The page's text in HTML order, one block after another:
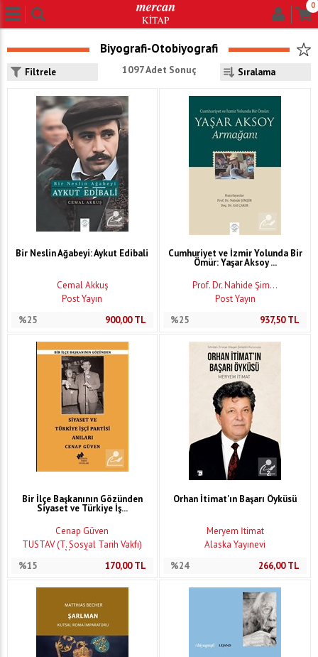
0
Biyografi-Otobiyografi
Filtrele 1097 Adet Sonuç
Bir Neslin Ağabeyi: Aykut Edibali
Cemal Akkuş
Post Yayın
%25
900,00TL
Cumhuriyet ve İzmir Yolunda Bir
Ömür: Yaşar Aksoy ...
Prof. Dr. Nahide Şim...
Post Yayın
%25
937,50TL
Bir İlçe Başkanının Gözünden
Siyaset ve Türkiye İş...
Cenap Güven
TÜSTAV (T. Sosyal Tarih Vakfı)
Yayınları
%15
170,00TL
Orhan İtimat'ın Başarı Öyküsü
Meryem İtimat
Alaska Yayınevi
%24
266,00TL